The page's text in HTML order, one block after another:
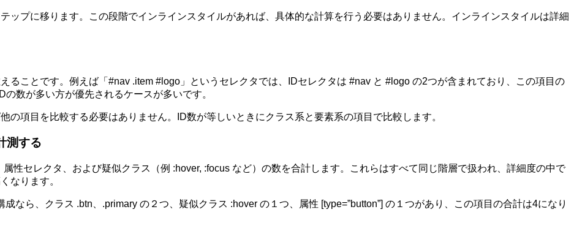
ップに移ります。この段階でインラインスタイルがあれば、具体的な計算を行う必要はありません。インラインスタイルは詳細
ることです。例えば「#nav .item #logo」というセレクタでは、IDセレクタは #nav と #logo の2つが含まれており、この項目の
数が多い方が優先されるケースが多いです。
の項目を比較する必要はありません。ID数が等しいときにクラス系と要素系の項目で比較します。
測する
性セレクタ、および疑似クラス（例 :hover, :focus など）の数を合計します。これらはすべて同じ階層で扱われ、詳細度の中で
なります。
なら、クラス .btn、.primary の２つ、疑似クラス :hover の１つ、属性 [type=”button”] の１つがあり、この項目の合計は4になり